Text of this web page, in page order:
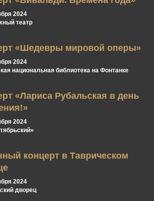
2024
театр
«Шедевры мировой оперы»
2024
национальная библиотека на Фонтанке
«Лариса Рубальская в день
2024
концерт в Таврическом
2024
дворец